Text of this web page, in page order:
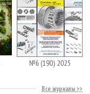
№6 (190) 2025
Все журналы